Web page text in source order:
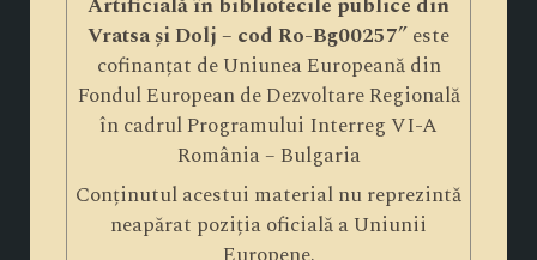
Artificială în bibliotecile publice din
Vratsa și Dolj – cod Ro-Bg00257” este
cofinanțat de Uniunea Europeană din
Fondul European de Dezvoltare Regională
în cadrul Programului Interreg VI-A
România – Bulgaria
Conținutul acestui material nu reprezintă
neapărat poziția oficială a Uniunii